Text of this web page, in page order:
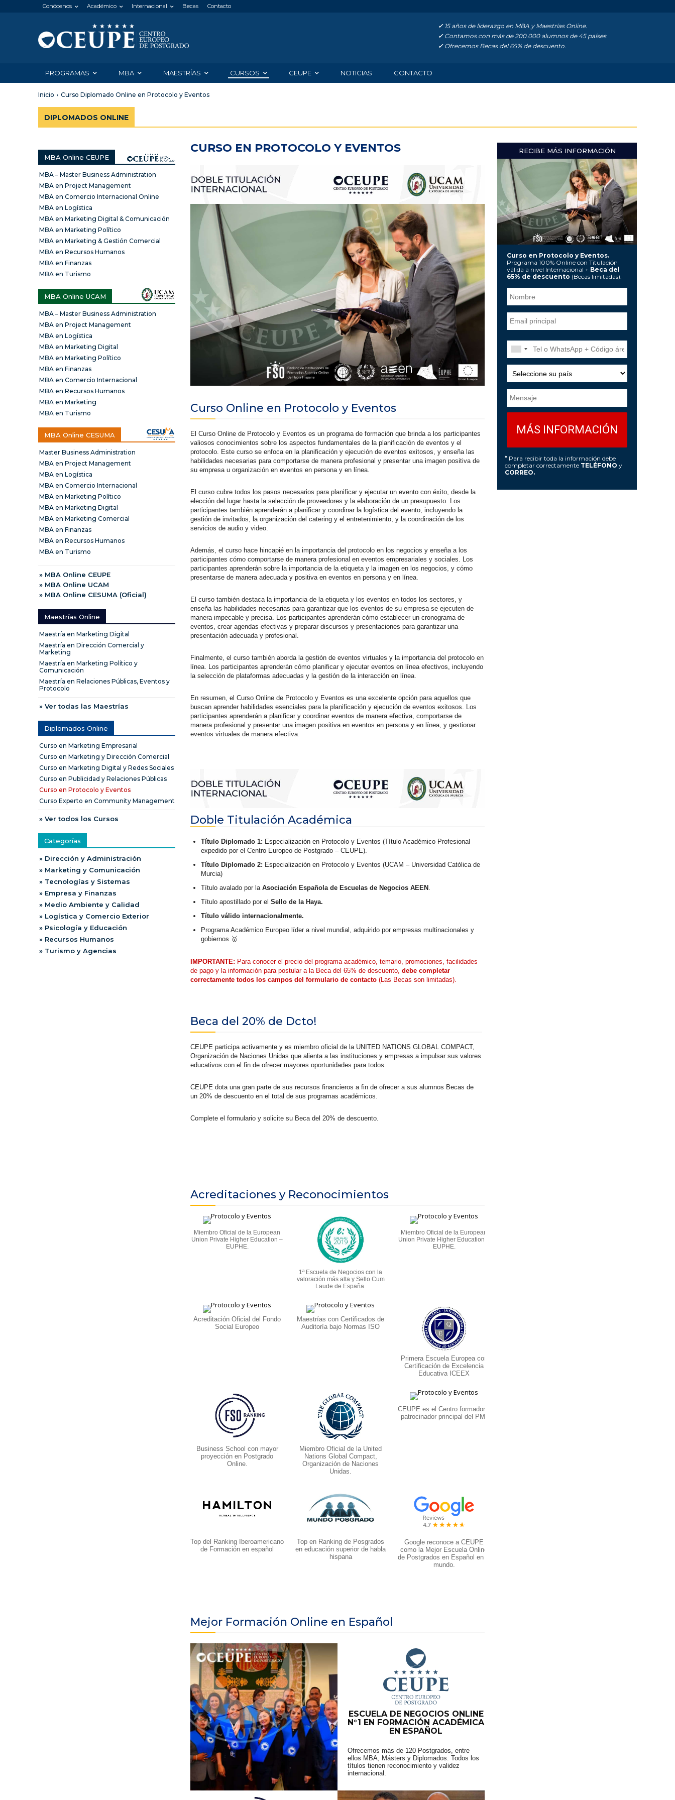
Conócenos Académico Internacional Becas Contacto
✓15 años de liderazgo en MBA y Maestrías Online.
✓Contamos con más de 200.000 alumnos de 45 países.
✓Ofrecemos Becas del 65% de descuento.
PROGRAMAS MBA MAESTRÍAS CURSOS CEUPE NOTICIAS CONTACTO
Inicio Curso Diplomado Online en Protocolo y Eventos
DIPLOMADOS ONLINE
MBA Online CEUPE
MBA – Master Business Administration
MBA en Project Management
MBA en Comercio Internacional Online
MBA en Logística
MBA en Marketing Digital & Comunicación
MBA en Marketing Político
MBA en Marketing & Gestión Comercial
MBA en Recursos Humanos
MBA en Finanzas
MBA en Turismo
MBA Online UCAM
MBA – Master Business Administration
MBA en Project Management
MBA en Logística
MBA en Marketing Digital
MBA en Marketing Político
MBA en Finanzas
MBA en Comercio Internacional
MBA en Recursos Humanos
MBA en Marketing
MBA en Turismo
MBA Online CESUMA
Master Business Administration
MBA en Project Management
MBA en Logística
MBA en Comercio Internacional
MBA en Marketing Político
MBA en Marketing Digital
MBA en Marketing Comercial
MBA en Finanzas
MBA en Recursos Humanos
MBA en Turismo
» MBA Online CEUPE
» MBA Online UCAM
» MBA Online CESUMA (Oficial)
Maestrías Online
Maestría en Marketing Digital
Maestría en Dirección Comercial y
Marketing
Maestría en Marketing Político y
Comunicación
Maestría en Relaciones Públicas, Eventos y
Protocolo
» Ver todas las Maestrías
Diplomados Online
Curso en Marketing Empresarial
Curso en Marketing y Dirección Comercial
Curso en Marketing Digital y Redes Sociales
Curso en Publicidad y Relaciones Públicas
Curso en Protocolo y Eventos
Curso Experto en Community Management
» Ver todos los Cursos
Categorías
» Dirección y Administración
» Marketing y Comunicación
» Tecnologías y Sistemas
» Empresa y Finanzas
» Medio Ambiente y Calidad
» Logística y Comercio Exterior
» Psicología y Educación
» Recursos Humanos
» Turismo y Agencias
CURSO EN PROTOCOLO Y EVENTOS
Curso Online en Protocolo y Eventos
El Curso Online de Protocolo y Eventos es un programa de formación que brinda a los participantes
valiosos conocimientos sobre los aspectos fundamentales de la planificación de eventos y el
protocolo. Este curso se enfoca en la planificación y ejecución de eventos exitosos, y enseña las
habilidades necesarias para comportarse de manera profesional y presentar una imagen positiva de
su empresa u organización en eventos en persona y en línea.
El curso cubre todos los pasos necesarios para planificar y ejecutar un evento con éxito, desde la
elección del lugar hasta la selección de proveedores y la elaboración de un presupuesto. Los
participantes también aprenderán a planificar y coordinar la logística del evento, incluyendo la
gestión de invitados, la organización del catering y el entretenimiento, y la coordinación de los
servicios de audio y video.
Además, el curso hace hincapié en la importancia del protocolo en los negocios y enseña a los
participantes cómo comportarse de manera profesional en eventos empresariales y sociales. Los
participantes aprenderán sobre la importancia de la etiqueta y la imagen en los negocios, y cómo
presentarse de manera adecuada y positiva en eventos en persona y en línea.
El curso también destaca la importancia de la etiqueta y los eventos en todos los sectores, y
enseña las habilidades necesarias para garantizar que los eventos de su empresa se ejecuten de
manera impecable y precisa. Los participantes aprenderán cómo establecer un cronograma de
eventos, crear agendas efectivas y preparar discursos y presentaciones para garantizar una
presentación adecuada y profesional.
Finalmente, el curso también aborda la gestión de eventos virtuales y la importancia del protocolo en
línea. Los participantes aprenderán cómo planificar y ejecutar eventos en línea efectivos, incluyendo
la selección de plataformas adecuadas y la gestión de la interacción en línea.
En resumen, el Curso Online de Protocolo y Eventos es una excelente opción para aquellos que
buscan aprender habilidades esenciales para la planificación y ejecución de eventos exitosos. Los
participantes aprenderán a planificar y coordinar eventos de manera efectiva, comportarse de
manera profesional y presentar una imagen positiva en eventos en persona y en línea, y gestionar
eventos virtuales de manera efectiva.
Doble Titulación Académica
Título Diplomado 1: Especialización en Protocolo y Eventos (Título Académico Profesional
expedido por el Centro Europeo de Postgrado – CEUPE).
Título Diplomado 2: Especialización en Protocolo y Eventos (UCAM – Universidad Católica de
Murcia)
Título avalado por la Asociación Española de Escuelas de Negocios AEEN .
Título apostillado por el Sello de la Haya.
Título válido internacionalmente.
Programa Académico Europeo líder a nivel mundial, adquirido por empresas multinacionales y
gobiernos 🥇
IMPORTANTE: Para conocer el precio del programa académico, temario, promociones, facilidades
de pago y la información para postular a la Beca del 65% de descuento, debe completar
correctamente todos los campos del formulario de contacto (Las Becas son limitadas).
Beca del 20% de Dcto!
CEUPE participa activamente y es miembro oficial de la UNITED NATIONS GLOBAL COMPACT,
Organización de Naciones Unidas que alienta a las instituciones y empresas a impulsar sus valores
educativos con el fin de ofrecer mayores oportunidades para todos.
CEUPE dota una gran parte de sus recursos financieros a fin de ofrecer a sus alumnos Becas de
un 20% de descuento en el total de sus programas académicos.
Complete el formulario y solicite su Beca del 20% de descuento.
Acreditaciones y Reconocimientos
Miembro Oficial de la European
Union Private Higher Education –
EUPHE.
1ª Escuela de Negocios con la
valoración más alta y Sello Cum
Laude de España.
Miembro Oficial de la European
Union Private Higher Education –
EUPHE.
Acreditación Oficial del Fondo
Social Europeo
Maestrías con Certificados de
Auditoría bajo Normas ISO
Primera Escuela Europea con
Certificación de Excelencia
Educativa ICEEX
Business School con mayor
proyección en Postgrado
Online.
Miembro Oficial de la United
Nations Global Compact,
Organización de Naciones
Unidas.
CEUPE es el Centro formador y
patrocinador principal del PMI
Top del Ranking Iberoamericano
de Formación en español
Top en Ranking de Posgrados
en educación superior de habla
hispana
Google reconoce a CEUPE
como la Mejor Escuela Online
de Postgrados en Español en el
mundo.
Mejor Formación Online en Español
ESCUELA DE NEGOCIOS ONLINE
N°1 EN FORMACIÓN ACADÉMICA
EN ESPAÑOL
Ofrecemos más de 120 Postgrados, entre
ellos MBA, Másters y Diplomados. Todos los
títulos tienen reconocimiento y validez
internacional.
RECIBE MÁS INFORMACIÓN
Curso en Protocolo y Eventos.
Programa 100% Online con Titulación
válida a nivel Internacional + Beca del
65% de descuento (Becas limitadas).
* Para recibir toda la información debe
completar correctamente TELÉFONO y
CORREO.